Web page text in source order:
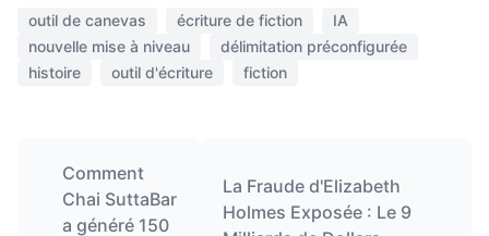
outil de canevas écriture de fiction
IA
nouvelle mise à niveau
délimitation préconfigurée
histoire
outil d'écriture fiction
Comment
Chai SuttaBar
a généré 150
La Fraude d'Elizabeth
Holmes Exposée : Le 9